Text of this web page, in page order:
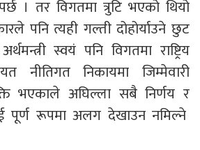
। तर विगतमा त्रुटि भएको थियो
पनि त्यही गल्ती दोहोर्याउने छुट
स्वयं पनि विगतमा राष्ट्रिय
नीतिगत निकायमा जिम्मेवारी
भएकाले अघिल्ला सबै निर्णय र
पूर्ण रूपमा अलग देखाउन नमिल्ने